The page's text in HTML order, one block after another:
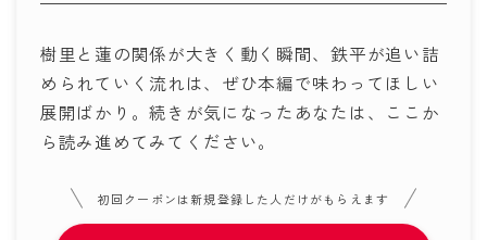
樹里と蓮の関係が大きく動く瞬間、鉄平が追い詰
められていく流れは、ぜひ本編で味わってほしい
展開ばかり。続きが気になったあなたは、ここか
ら読み進めてみてください。
初回クーポンは新規登録した人だけがもらえます